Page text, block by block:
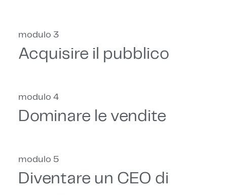
modulo 3
Acquisire il pubblico
modulo 4
Dominare le vendite
modulo 5
Diventare un CEO di